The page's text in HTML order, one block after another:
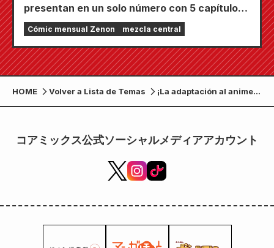
presentan en un solo número con 5 capítulos!
¡El número de septiembre de 2026 de
"Monthly Comic Zenon" sale a la venta el 24
de julio!
Cómic mensual Zenon mezcla central
HOME Volver a Lista de Temas
¡La adaptación al anime
de "There Are No Gals
de apertura a todo color!
2026 de "Monthly Comic
Zenon" sale a la venta el
コアミックス公式ソーシャルメディアアカウント